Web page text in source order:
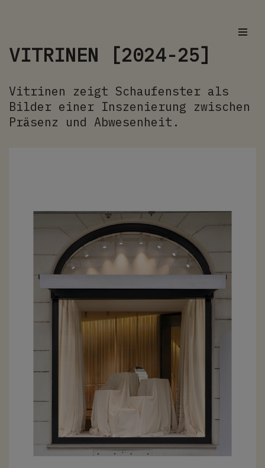
Inhalt
springen
VITRINEN [2024-25]
Vitrinen zeigt Schaufenster als
Bilder einer Inszenierung zwischen
Präsenz und Abwesenheit.